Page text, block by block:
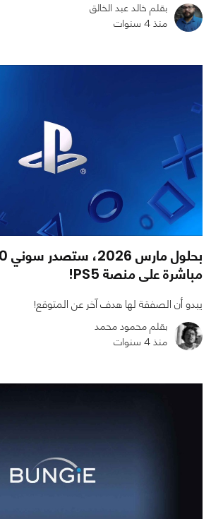
بقلم خالد عبد الخالق
منذ 4 سنوات
مباشرة على منصة PS5!
يبدو أن الصفقة لها هدف آخر عن المتوقع!
بقلم محمود محمد
منذ 4 سنوات